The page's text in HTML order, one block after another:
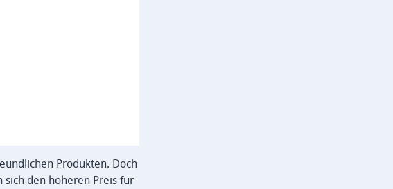
Produkten. Doch
sich den höheren Preis für